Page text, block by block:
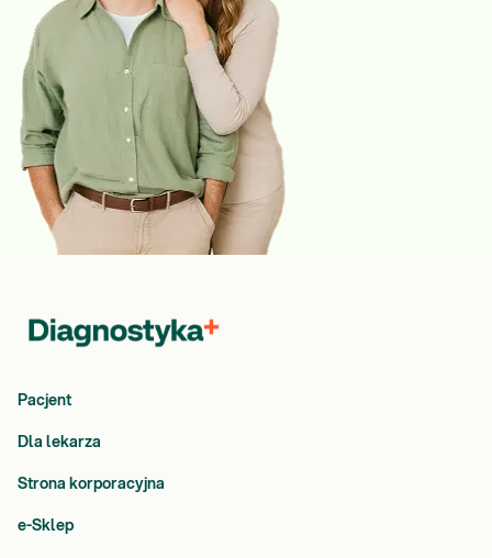
Pacjent
Dla lekarza
Strona korporacyjna
e-Sklep